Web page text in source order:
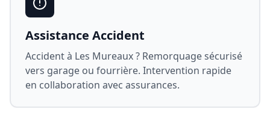
Assistance Accident
Accident à Les Mureaux? Remorquage sécurisé
vers garage ou fourrière. Intervention rapide
en collaboration avec assurances.